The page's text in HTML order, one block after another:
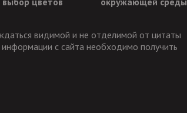
видимой и не отделимой от цитаты
информации с сайта необходимо получить